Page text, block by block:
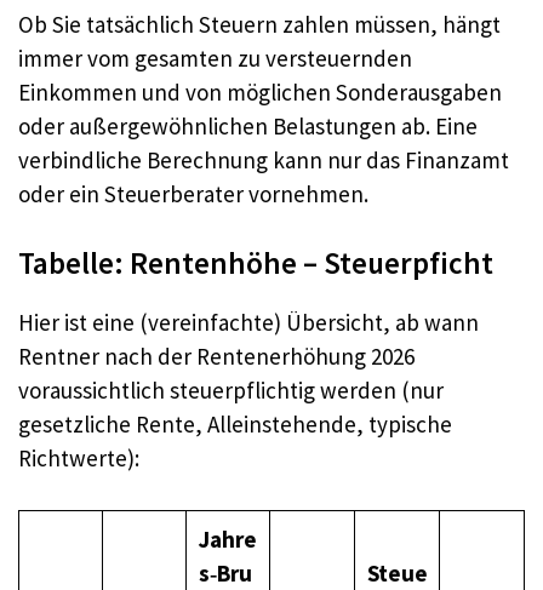
Ob Sie tatsächlich Steuern zahlen müssen, hängt
immer vom gesamten zu versteuernden
Einkommen und von möglichen Sonderausgaben
oder außergewöhnlichen Belastungen ab. Eine
verbindliche Berechnung kann nur das Finanzamt
oder ein Steuerberater vornehmen.
Tabelle: Rentenhöhe – Steuerpficht
Hier ist eine (vereinfachte) Übersicht, ab wann
Rentner nach der Rentenerhöhung 2026
voraussichtlich steuerpflichtig werden (nur
gesetzliche Rente, Alleinstehende, typische
Richtwerte):
Jahre
s‑Bru
Steue